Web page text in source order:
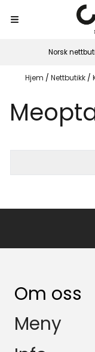
Norsk
Hjem / Nettbutikk /
Om oss
KikkertSpesialisten
Ingvald Ystgaards
Meny
Salgsbetingelser